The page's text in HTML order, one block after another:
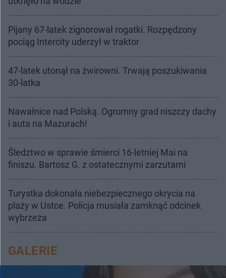
Pijany 67-latek zignorował rogatki. Rozpędzony
pociąg Intercity uderzył w traktor
47-latek utonął na żwirowni. Trwają poszukiwania
30-latka
Nawałnice nad Polską. Ogromny grad niszczy dachy
i auta na Mazurach!
Śledztwo w sprawie śmierci 16-letniej Mai na
finiszu. Bartosz G. z ostatecznymi zarzutami
Turystka dokonała niebezpiecznego okrycia na
plaży w Ustce. Policja musiała zamknąć odcinek
wybrzeża
GALERIE